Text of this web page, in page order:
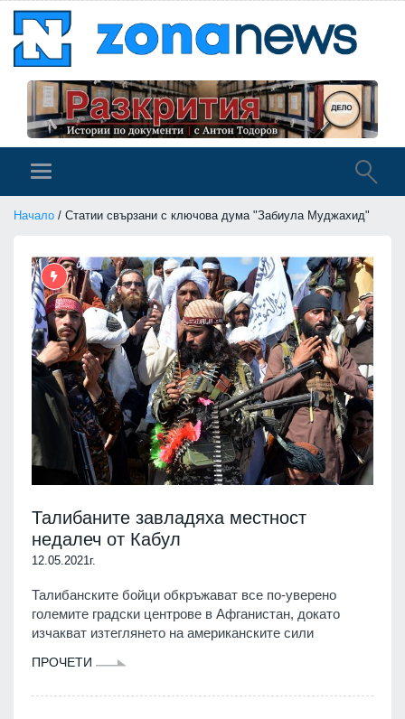
Начало / Статии свързани с ключова дума "Забиула Муджахид"
Талибаните завладяха местност
недалеч от Кабул
12.05.2021г.
Талибанските бойци обкръжават все по-уверено
големите градски центрове в Афганистан, докато
изчакват изтеглянето на американските сили
ПРОЧЕТИ